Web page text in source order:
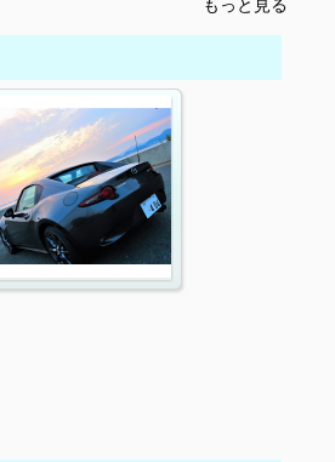
もっと見る